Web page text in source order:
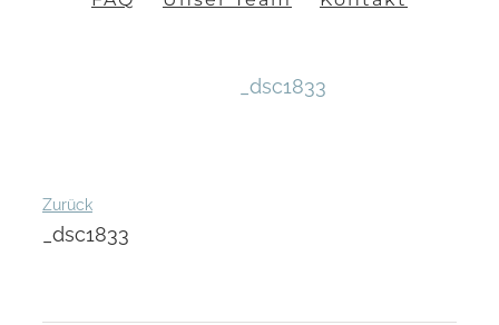
_dsc1833
Zurück
_dsc1833